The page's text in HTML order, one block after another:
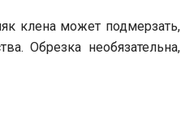
клена может подмерзать,
Обрезка необязательна,